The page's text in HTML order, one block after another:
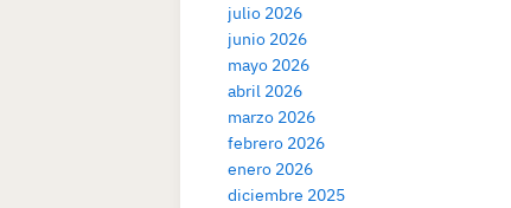
julio 2026
junio 2026
mayo 2026
abril 2026
marzo 2026
febrero 2026
enero 2026
diciembre 2025